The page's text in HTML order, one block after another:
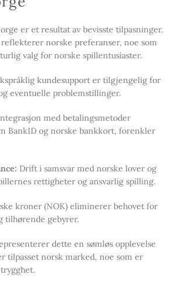
er et resultat av bevisste tilpasninger.
norske preferanser, noe som
valg for norske spillentusiaster.
kundesupport er tilgjengelig for
eventuelle problemstillinger.
med betalingsmetoder
BankID og norske bankkort, forenkler
Drift i samsvar med norske lover og
rettigheter og ansvarlig spilling.
kroner (NOK) eliminerer behovet for
tilhørende gebyrer.
dette en sømløs opplevelse
tilpasset norsk marked, noe som er